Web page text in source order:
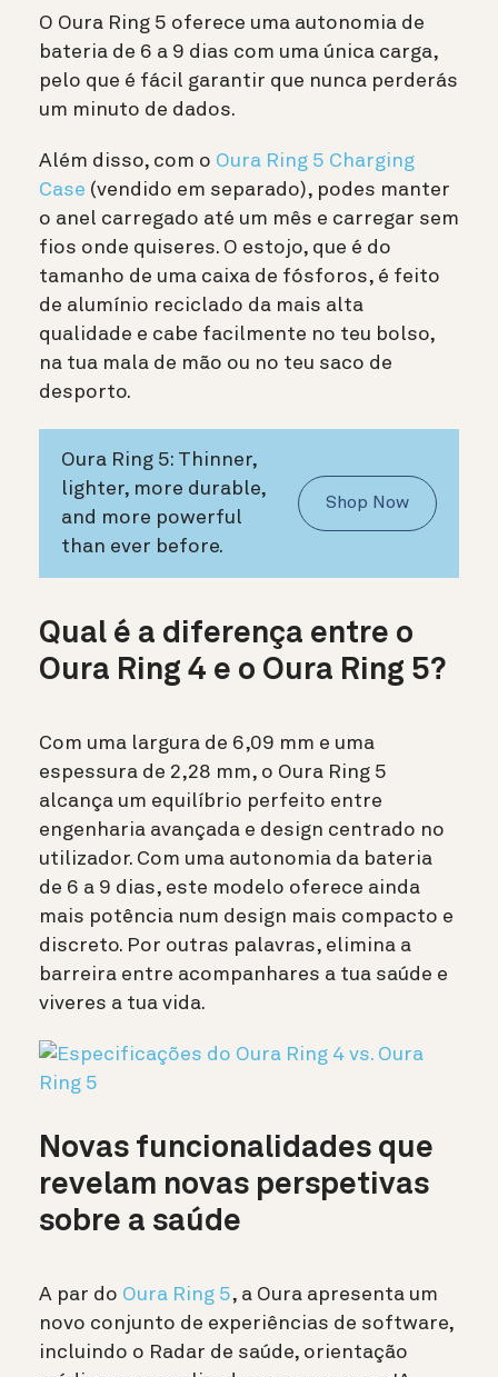
O Oura Ring 5 oferece uma autonomia de
bateria de 6 a 9 dias com uma única carga,
pelo que é fácil garantir que nunca perderás
um minuto de dados.
Além disso, com o Oura Ring 5 Charging
Case (vendido em separado), podes manter
o anel carregado até um mês e carregar sem
fios onde quiseres. O estojo, que é do
tamanho de uma caixa de fósforos, é feito
de alumínio reciclado da mais alta
qualidade e cabe facilmente no teu bolso,
na tua mala de mão ou no teu saco de
desporto.
Oura Ring 5: Thinner,
lighter, more durable,
and more powerful
than ever before.
Shop Now
Qual é a diferença entre o
Oura Ring 4 e o Oura Ring 5?
Com uma largura de 6,09 mm e uma
espessura de 2,28 mm, o Oura Ring 5
alcança um equilíbrio perfeito entre
engenharia avançada e design centrado no
utilizador. Com uma autonomia da bateria
de 6 a 9 dias, este modelo oferece ainda
mais potência num design mais compacto e
discreto. Por outras palavras, elimina a
barreira entre acompanhares a tua saúde e
viveres a tua vida.
Novas funcionalidades que
revelam novas perspetivas
sobre a saúde
A par do Oura Ring 5, a Oura apresenta um
novo conjunto de experiências de software,
incluindo o Radar de saúde, orientação